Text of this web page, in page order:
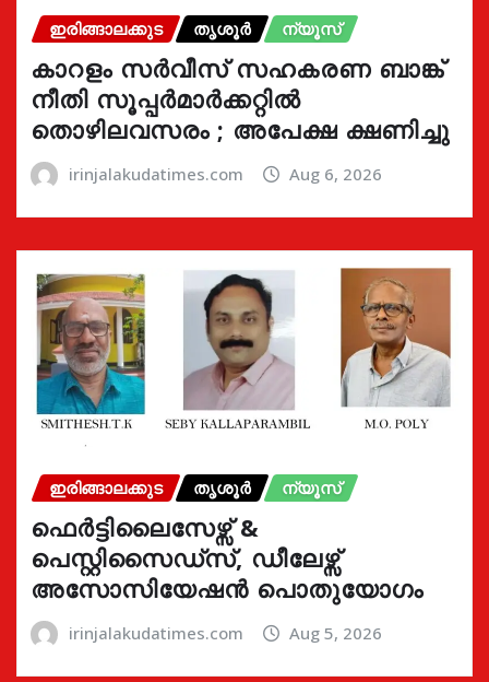
ഇരിങ്ങാലക്കുട തൃശൂർ ന്യൂസ്
കാറളം സർവീസ് സഹകരണ ബാങ്ക്
നീതി സൂപ്പർമാർക്കറ്റിൽ
തൊഴിലവസരം ; അപേക്ഷ ക്ഷണിച്ചു
irinjalakudatimes.com Aug 6, 2026
ഇരിങ്ങാലക്കുട തൃശൂർ ന്യൂസ്
ഫെർട്ടിലൈസേഴ്സ് &
പെസ്റ്റിസൈഡ്സ്, ഡീലേഴ്സ്
അസോസിയേഷൻ പൊതുയോഗം
irinjalakudatimes.com Aug 5, 2026